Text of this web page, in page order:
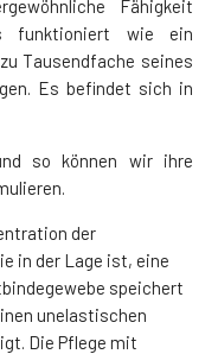
Fähigkeit
funktioniert wie ein
Tausendfache seines
Es befindet sich in
so können wir ihre
der
in der Lage ist, eine
speichert
unelastischen
Die Pflege mit